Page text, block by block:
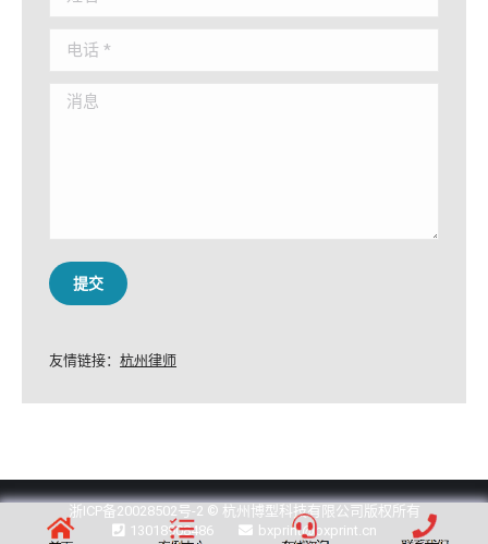
电话 *
消息
提交
友情链接： 杭州律师
浙ICP备20028502号-2 © 杭州博型科技有限公司版权所有
13018908486
bxprint@bxprint.cn